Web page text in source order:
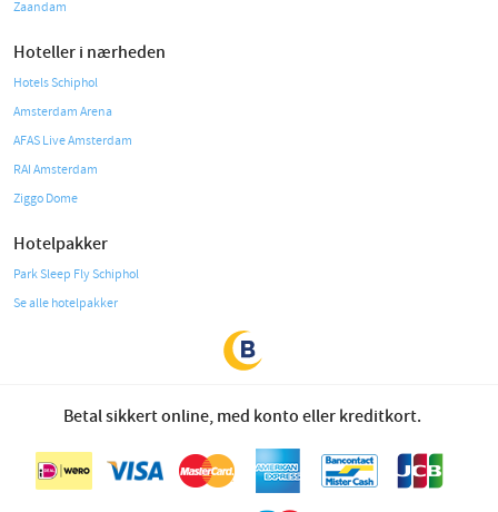
Zaandam
Hoteller i nærheden
Hotels Schiphol
Amsterdam Arena
AFAS Live Amsterdam
RAI Amsterdam
Ziggo Dome
Hotelpakker
Park Sleep Fly Schiphol
Se alle hotelpakker
Betal sikkert online, med konto eller kreditkort.